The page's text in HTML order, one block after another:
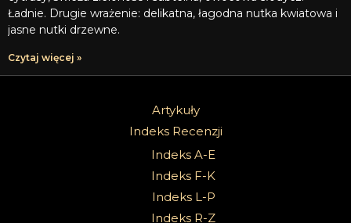
Ładnie. Drugie wrażenie: delikatna, łagodna nutka kwiatowa i
jasne nutki drzewne.
Czytaj więcej »
Artykuły
Indeks Recenzji
Indeks A-E
Indeks F-K
Indeks L-P
Indeks R-Z